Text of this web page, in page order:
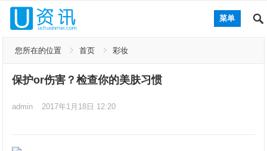
菜单
您所在的位置 首页 彩妆
保护or伤害？检查你的美肤习惯
admin 2017年1月18日 12:20